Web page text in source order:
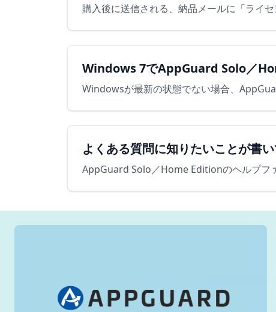
Windows 7でAppGuard Solo／
よくある質問に知りたいことが書